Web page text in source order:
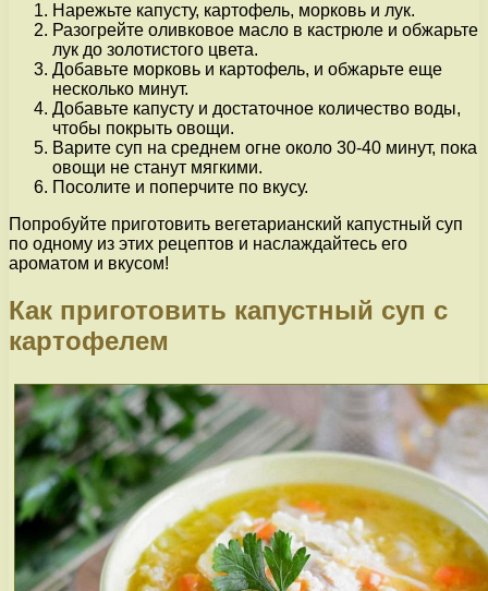
Нарежьте капусту, картофель, морковь и лук.
Разогрейте оливковое масло в кастрюле и обжарьте
лук до золотистого цвета.
Добавьте морковь и картофель, и обжарьте еще
несколько минут.
Добавьте капусту и достаточное количество воды,
чтобы покрыть овощи.
Варите суп на среднем огне около 30-40 минут, пока
овощи не станут мягкими.
Посолите и поперчите по вкусу.
Попробуйте приготовить вегетарианский капустный суп
по одному из этих рецептов и наслаждайтесь его
ароматом и вкусом!
Как приготовить капустный суп с
картофелем